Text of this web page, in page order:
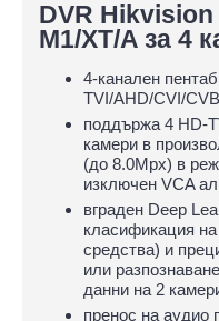
DVR Hikvision
M1/XT/A за 4
4-канален
TVI/AHD/CVI/
поддържа 4 HD-
камери в
(до 8.0Mpx) в
изключен VCA
вграден Deep
класификация
средства) и
или
данни на 2
пренос на аудио